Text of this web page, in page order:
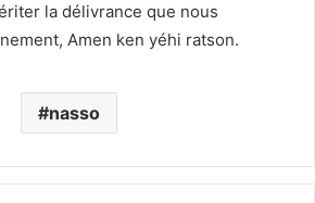
la délivrance que nous
Amen ken yéhi ratson.
nasso